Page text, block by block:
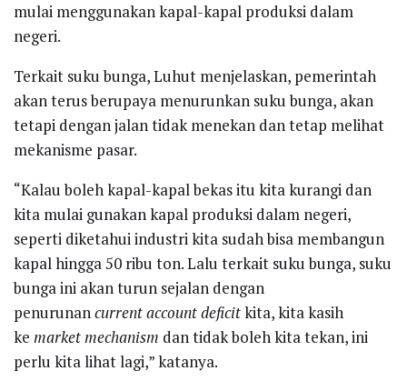
mulai menggunakan kapal-kapal produksi dalam
negeri.
Terkait suku bunga, Luhut menjelaskan, pemerintah
akan terus berupaya menurunkan suku bunga, akan
tetapi dengan jalan tidak menekan dan tetap melihat
mekanisme pasar.
“Kalau boleh kapal-kapal bekas itu kita kurangi dan
kita mulai gunakan kapal produksi dalam negeri,
seperti diketahui industri kita sudah bisa membangun
kapal hingga 50 ribu ton. Lalu terkait suku bunga, suku
bunga ini akan turun sejalan dengan
penurunancurrent account deficitkita, kita kasih
ke market mechanism dan tidak boleh kita tekan, ini
perlu kita lihat lagi,” katanya.